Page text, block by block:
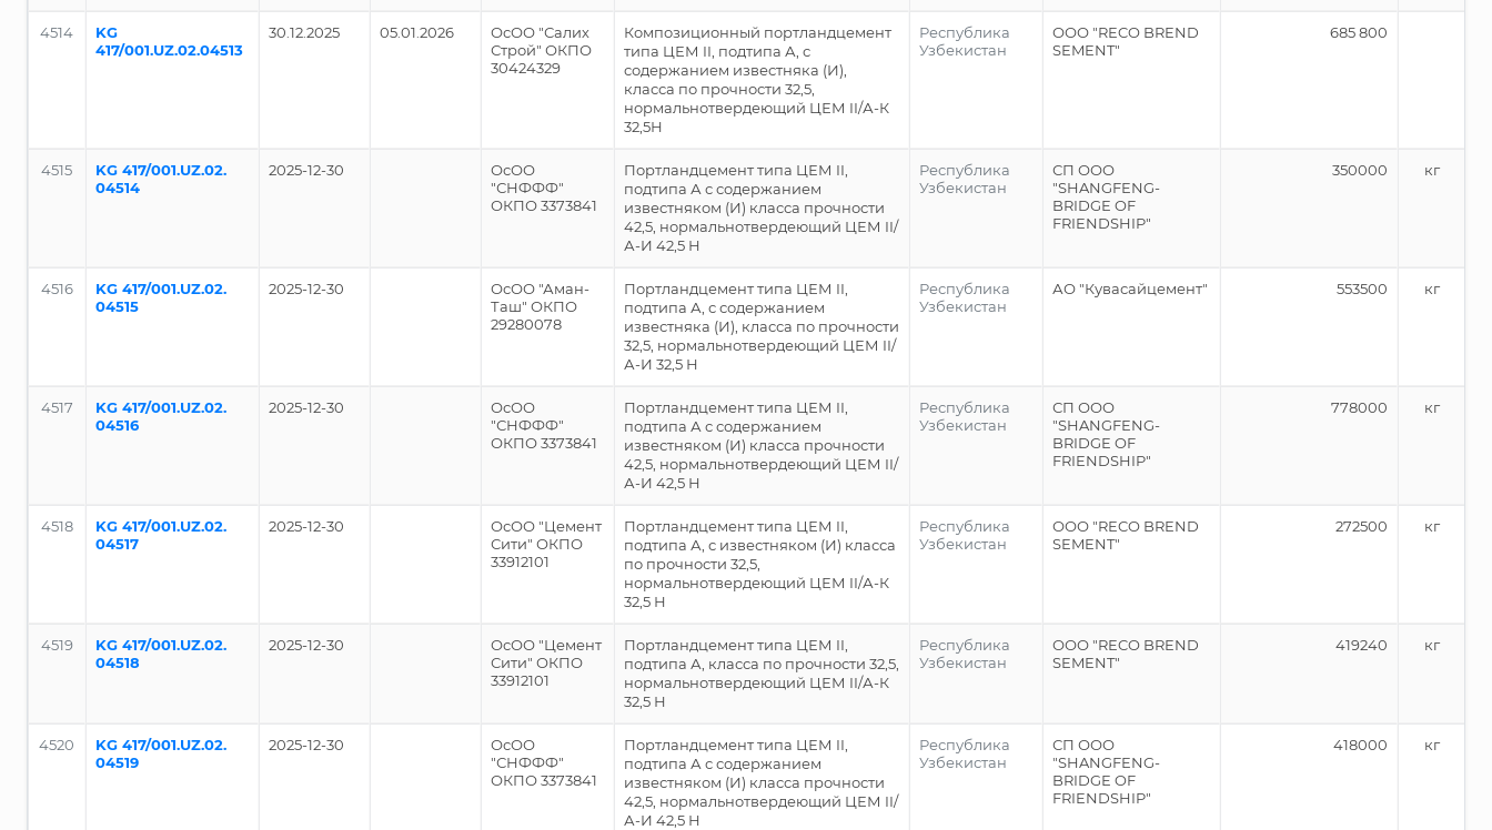
4514
KG
417/001.UZ.02.04513
30.12.2025 05.01.2026
ОсОО "Салих
Строй" ОКПО
30424329
Композиционный портландцемент
типа ЦЕМ II, подтипа А, с
содержанием известняка (И),
класса по прочности 32,5,
нормальнотвердеющий ЦЕМ II/А-К
32,5Н
Республика
Узбекистан
ООО "RECO BREND
SEMENT"
685 800
4515
KG 417/001.UZ.02.
04514
2025-12-30
ОсОО
"СНФФФ"
ОКПО 3373841
Портландцемент типа ЦЕМ II,
подтипа А с содержанием
известняком (И) класса прочности
42,5, нормальнотвердеющий ЦЕМ II/
А-И 42,5 Н
Республика
Узбекистан
СП ООО
"SHANGFENG-
BRIDGE OF
FRIENDSHIP"
350000 кг
4516
KG 417/001.UZ.02.
04515
2025-12-30
ОсОО "Аман-
Таш" ОКПО
29280078
Портландцемент типа ЦЕМ II,
подтипа А, с содержанием
известняка (И), класса по прочности
32,5, нормальнотвердеющий ЦЕМ II/
А-И 32,5 Н
Республика
Узбекистан
АО "Кувасайцемент" 553500 кг
4517
KG 417/001.UZ.02.
04516
2025-12-30
ОсОО
"СНФФФ"
ОКПО 3373841
Портландцемент типа ЦЕМ II,
подтипа А с содержанием
известняком (И) класса прочности
42,5, нормальнотвердеющий ЦЕМ II/
А-И 42,5 Н
Республика
Узбекистан
СП ООО
"SHANGFENG-
BRIDGE OF
FRIENDSHIP"
778000 кг
4518
KG 417/001.UZ.02.
04517
2025-12-30
ОсОО "Цемент
Сити" ОКПО
33912101
Портландцемент типа ЦЕМ II,
подтипа А, с известняком (И) класса
по прочности 32,5,
нормальнотвердеющий ЦЕМ II/А-К
32,5 Н
Республика
Узбекистан
ООО "RECO BREND
SEMENT"
272500 кг
4519
KG 417/001.UZ.02.
04518
2025-12-30
ОсОО "Цемент
Сити" ОКПО
33912101
Портландцемент типа ЦЕМ II,
подтипа А, класса по прочности 32,5,
нормальнотвердеющий ЦЕМ II/А-К
32,5 Н
Республика
Узбекистан
ООО "RECO BREND
SEMENT"
419240 кг
4520
KG 417/001.UZ.02.
04519
2025-12-30
ОсОО
"СНФФФ"
ОКПО 3373841
Портландцемент типа ЦЕМ II,
подтипа А с содержанием
известняком (И) класса прочности
42,5, нормальнотвердеющий ЦЕМ II/
А-И 42,5 Н
Республика
Узбекистан
СП ООО
"SHANGFENG-
BRIDGE OF
FRIENDSHIP"
418000 кг